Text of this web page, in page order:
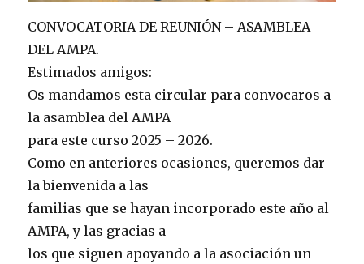
CONVOCATORIA DE REUNIÓN – ASAMBLEA
DEL AMPA.
Estimados amigos:
Os mandamos esta circular para convocaros a
la asamblea del AMPA
para este curso 2025 – 2026.
Como en anteriores ocasiones, queremos dar
la bienvenida a las
familias que se hayan incorporado este año al
AMPA, y las gracias a
los que siguen apoyando a la asociación un